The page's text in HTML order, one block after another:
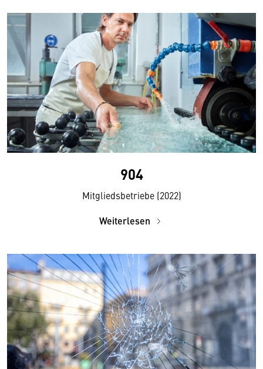
904
Mitgliedsbetriebe (2022)
Weiterlesen